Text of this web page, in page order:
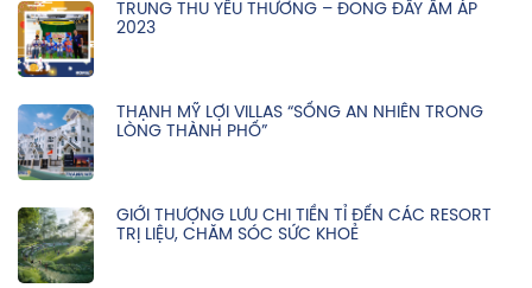
TRUNG THU YÊU THƯƠNG – ĐONG ĐẦY ẤM ÁP
2023
THẠNH MỸ LỢI VILLAS “SỐNG AN NHIÊN TRONG
LÒNG THÀNH PHỐ”
GIỚI THƯỢNG LƯU CHI TIỀN TỈ ĐẾN CÁC RESORT
TRỊ LIỆU, CHĂM SÓC SỨC KHOẺ